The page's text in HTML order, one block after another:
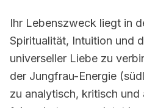
Ihr Lebenszweck liegt in
Spiritualität, Intuition und
universeller Liebe zu
der Jungfrau-Energie
zu analytisch, kritisch und